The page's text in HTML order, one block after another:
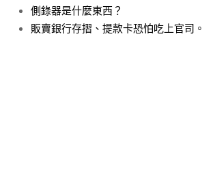
側錄器是什麼東西？
販賣銀行存摺、提款卡恐怕吃上官司。